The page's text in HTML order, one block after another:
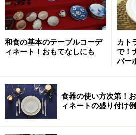
病気のため、点滴で栄養をとって
んは健康なのでおいしい物をたく
にも感謝の気持ちをもちたいもの
自然と人に感謝しましょう
自然が、野菜を育ててくれている
ている、牛肉・豚肉・とり肉・魚
和食の基本のテーブルコーデ
ィネート！おもてなしにも
カト
で！
バー
食器の使い方次第！
ィネートの盛り付け例